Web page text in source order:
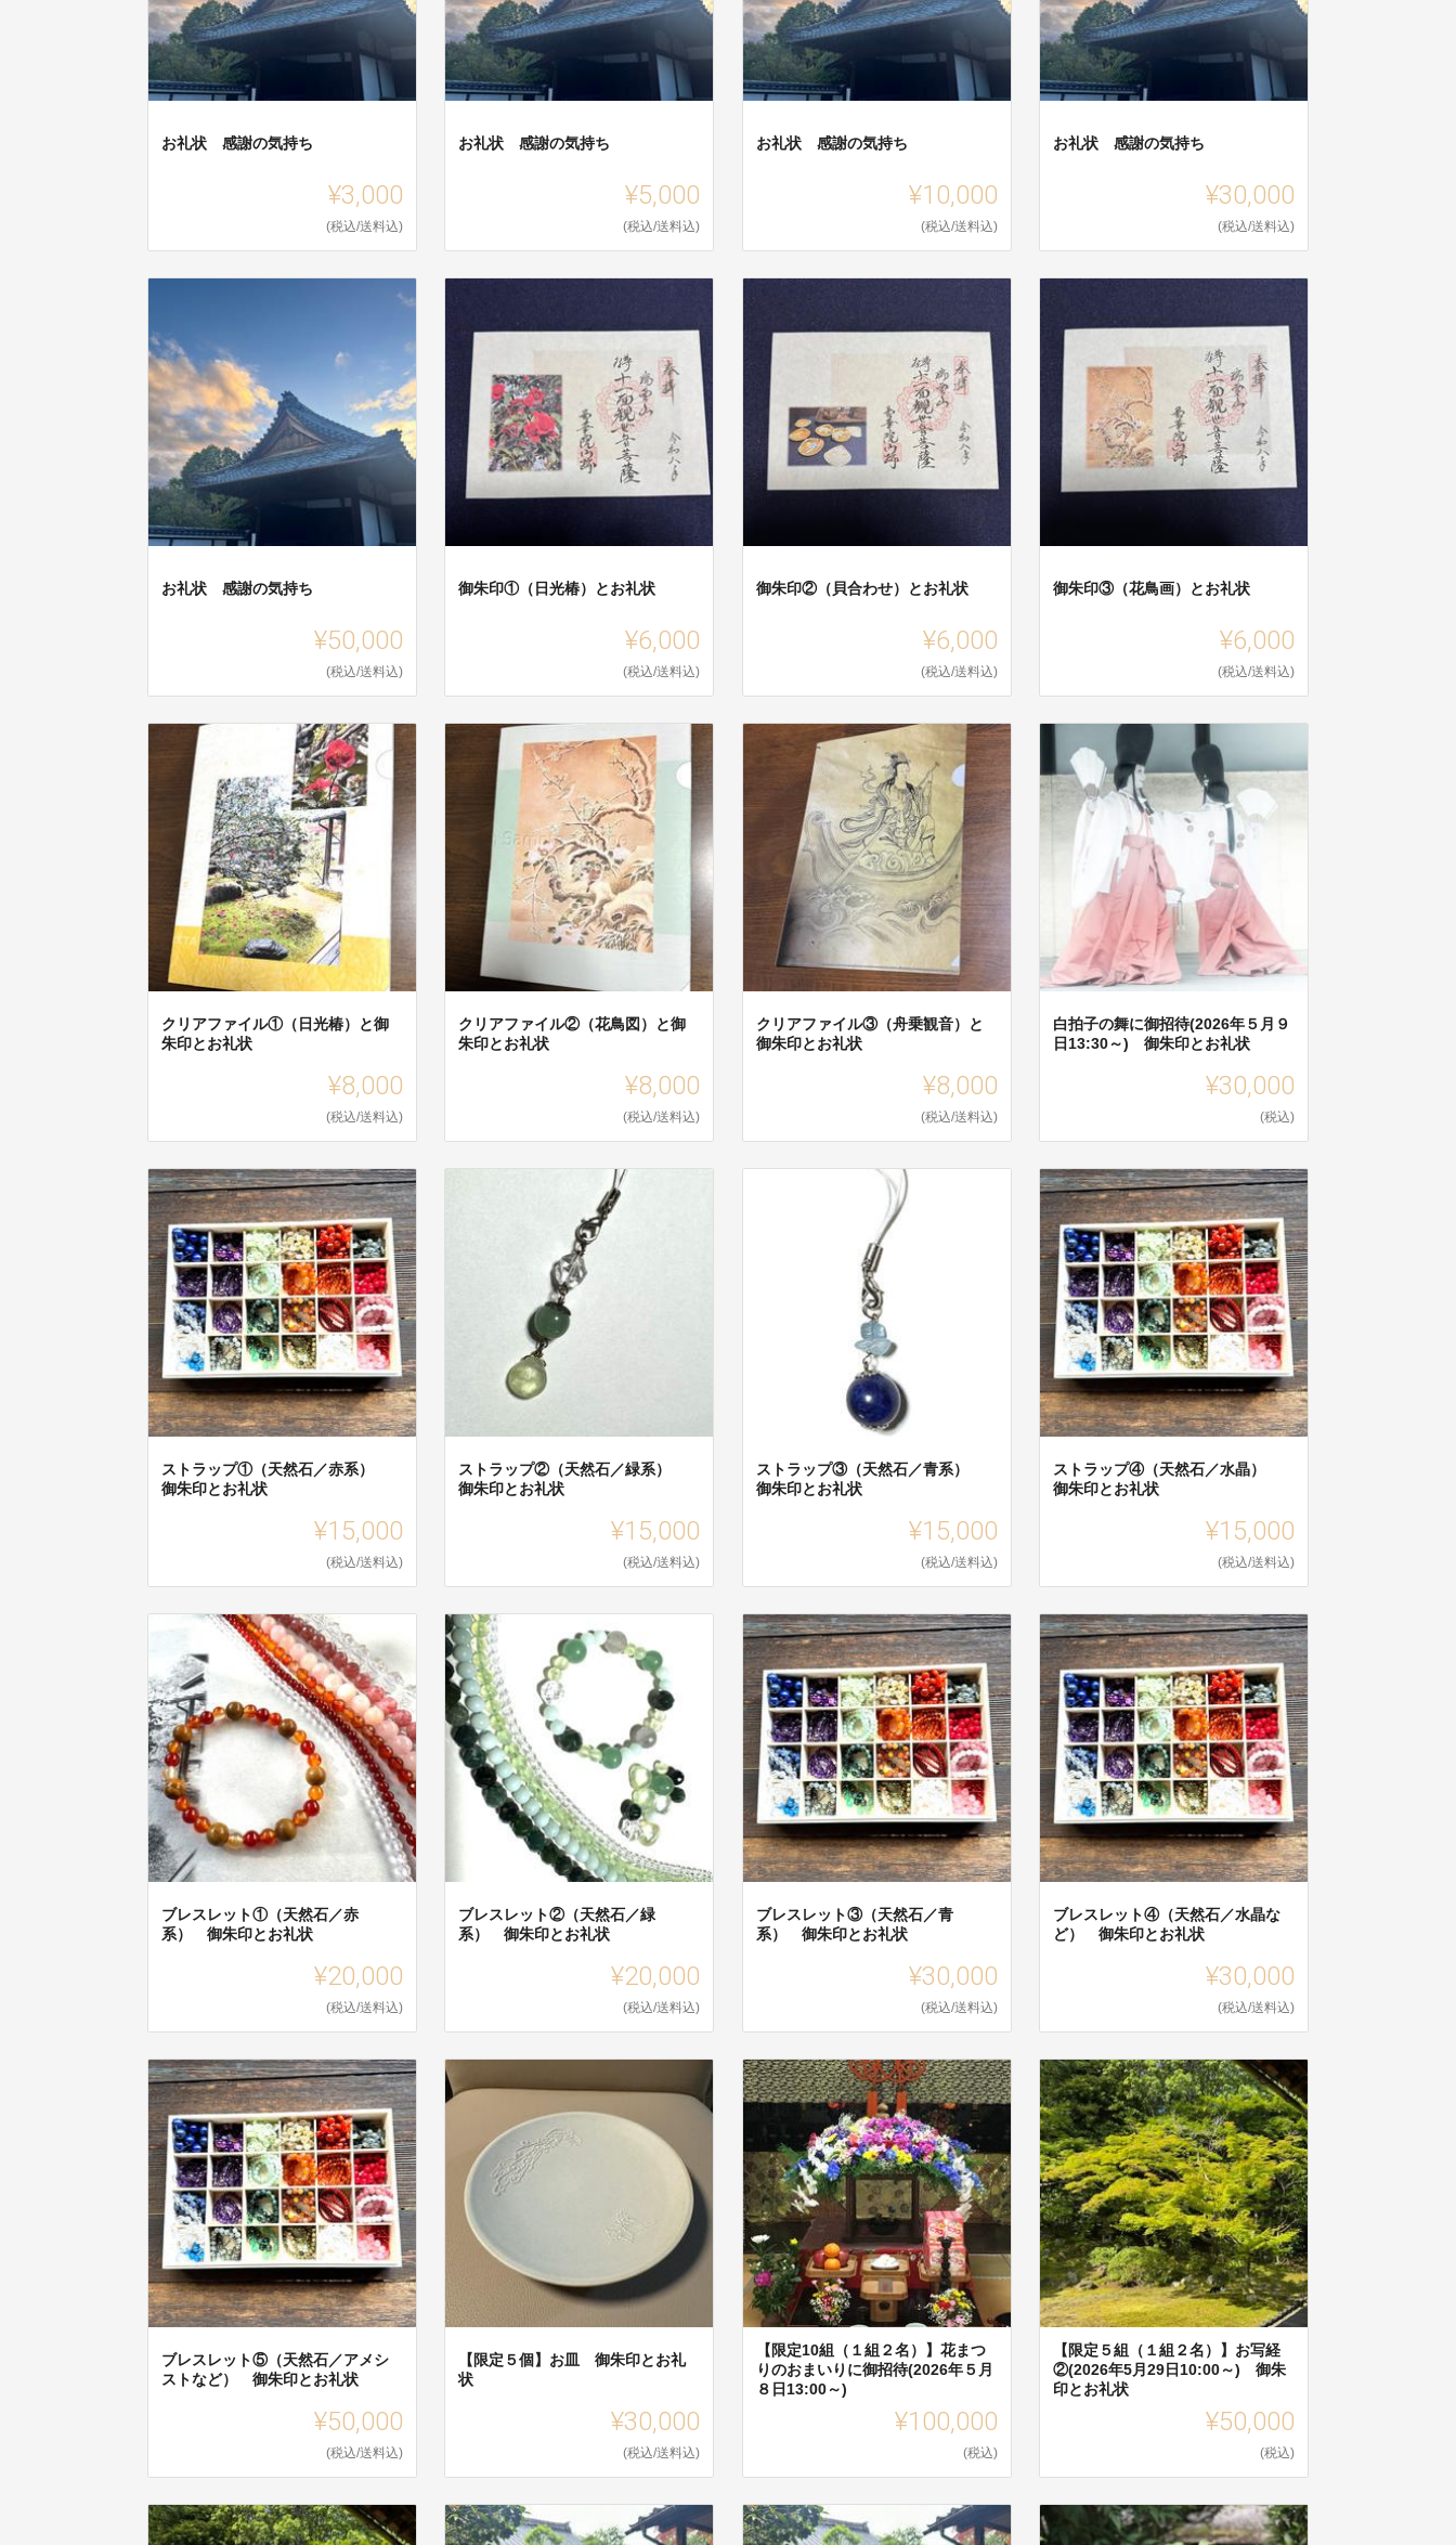
お礼状 感謝の気持ち
¥3,000
(税込/送料込)
お礼状 感謝の気持ち
¥5,000
(税込/送料込)
お礼状 感謝の気持ち
¥10,000
(税込/送料込)
お礼状 感謝の気持ち
¥30,000
(税込/送料込)
お礼状 感謝の気持ち
¥50,000
(税込/送料込)
御朱印①（日光椿）とお礼状
¥6,000
(税込/送料込)
御朱印②（貝合わせ）とお礼状
¥6,000
(税込/送料込)
御朱印③（花鳥画）とお礼状
¥6,000
(税込/送料込)
クリアファイル①（日光椿）と御
朱印とお礼状
¥8,000
(税込/送料込)
クリアファイル②（花鳥図）と御
朱印とお礼状
¥8,000
(税込/送料込)
クリアファイル③（舟乗観音）と
御朱印とお礼状
¥8,000
(税込/送料込)
白拍子の舞に御招待(2026年５月９
日13:30～) 御朱印とお礼状
¥30,000
(税込)
ストラップ①（天然石／赤系）
御朱印とお礼状
¥15,000
(税込/送料込)
ストラップ②（天然石／緑系）
御朱印とお礼状
¥15,000
(税込/送料込)
ストラップ③（天然石／青系）
御朱印とお礼状
¥15,000
(税込/送料込)
ストラップ④（天然石／水晶）
御朱印とお礼状
¥15,000
(税込/送料込)
ブレスレット①（天然石／赤
系） 御朱印とお礼状
¥20,000
(税込/送料込)
ブレスレット②（天然石／緑
系） 御朱印とお礼状
¥20,000
(税込/送料込)
ブレスレット③（天然石／青
系） 御朱印とお礼状
¥30,000
(税込/送料込)
ブレスレット④（天然石／水晶な
ど） 御朱印とお礼状
¥30,000
(税込/送料込)
ブレスレット⑤（天然石／アメシ
ストなど） 御朱印とお礼状
¥50,000
(税込/送料込)
【限定５個】お皿 御朱印とお礼
状
¥30,000
(税込/送料込)
【限定10組（１組２名）】花まつ
りのおまいりに御招待(2026年５月
８日13:00～)
¥100,000
(税込)
【限定５組（１組２名）】お写経
②(2026年5月29日10:00～) 御朱
印とお礼状
¥50,000
(税込)